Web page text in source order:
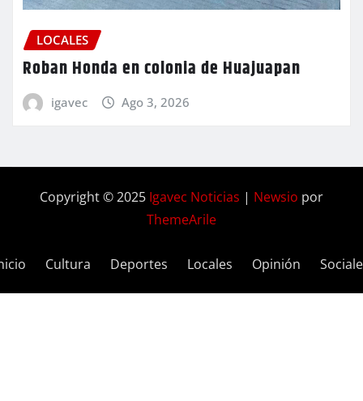
LOCALES
Roban Honda en colonia de Huajuapan
igavec Ago 3, 2026
Copyright © 2025 Igavec Noticias | Newsio por
ThemeArile
Cultura Deportes Locales Opinión